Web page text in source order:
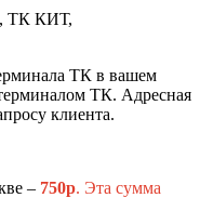
ТК КИТ,
ТК в вашем
ТК. Адресная
клиента.
– 750р. Эта сумма